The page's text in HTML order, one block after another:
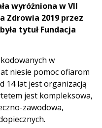
wyróżniona w VII
Zdrowia 2019 przez
tytuł Fundacja
w
niesie pomoc ofiarom
14 lat jest organizacją
jest kompleksowa,
zawodowa,